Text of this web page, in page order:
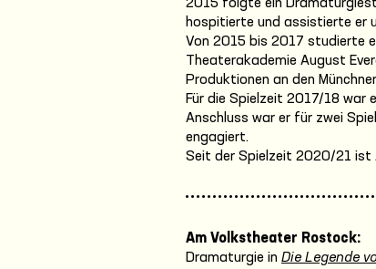
2015 folgte ein
hospitierte und assistierte er
Von 2015 bis 2017 studierte
Theaterakademie August
Produktionen an den
Für die Spielzeit 2017/18
Anschluss war er für zwei
engagiert.
Seit der Spielzeit 2020/21 ist
Am Volkstheater Rostock:
Dramaturgie in Die Legende